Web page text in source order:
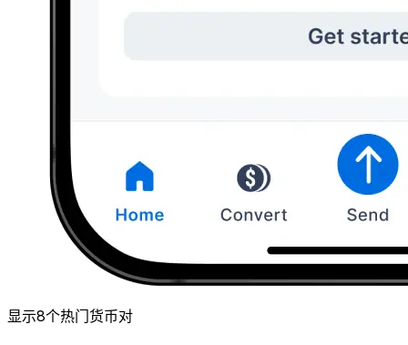
显示8个热门货币对